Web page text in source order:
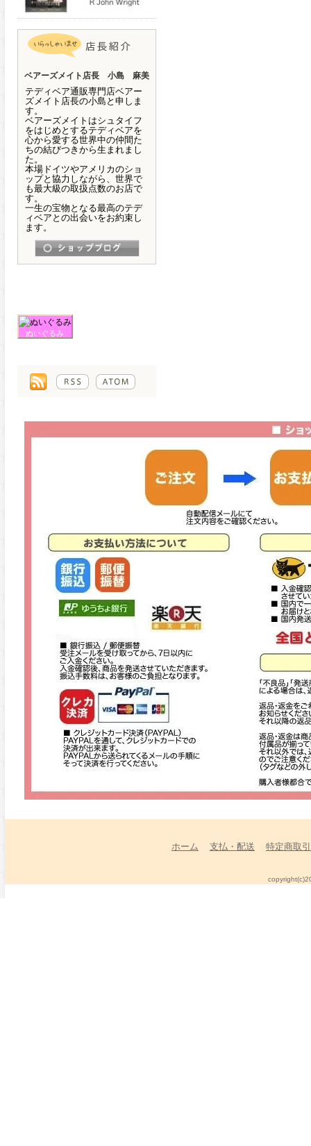
ベアーズメイト店長 小島 麻美
テディベア通販専門店ベアー
ズメイト店長の小島と申しま
す。
ベアーズメイトはシュタイフ
をはじめとするテディベアを
心から愛する世界中の仲間た
ちの結びつきから生まれまし
た。
本場ドイツやアメリカのショ
ップと協力しながら、世界で
も最大級の取扱点数のお店で
す。
一生の宝物となる最高のテデ
ィベアとの出会いをお約束し
ます。
ぬいぐるみ
ホーム 支払・配送 特定商取